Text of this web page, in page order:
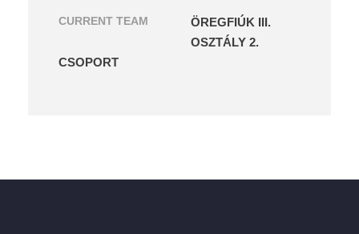
CURRENT TEAM
ÖREGFIÚK III.
OSZTÁLY 2.
CSOPORT